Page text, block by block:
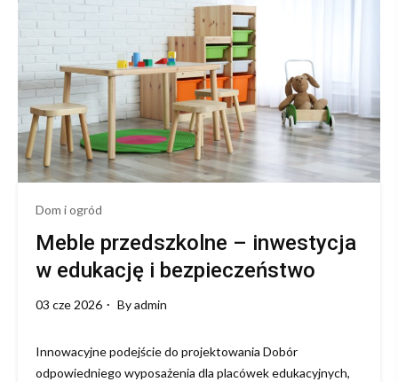
odpowiednie
wyposażenie
placówki
Dom i ogród
Meble przedszkolne – inwestycja
w edukację i bezpieczeństwo
03 cze 2026 Byadmin
Innowacyjne podejście do projektowania Dobór
odpowiedniego wyposażenia dla placówek edukacyjnych,